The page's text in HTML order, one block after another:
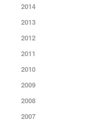
2014
2013
2012
2011
2010
2009
2008
2007